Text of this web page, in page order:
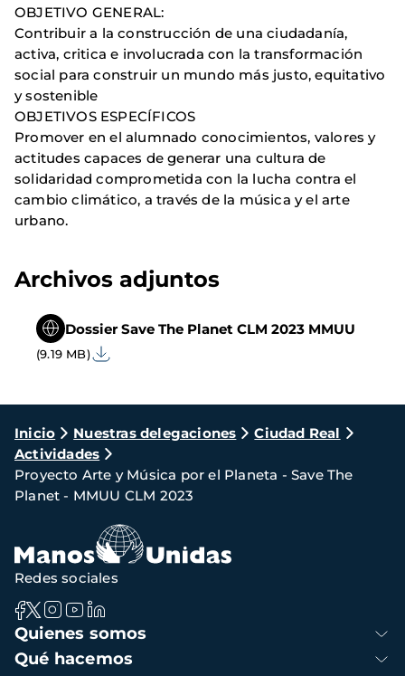
OBJETIVO GENERAL:
Contribuir a la construcción de una ciudadanía,
activa, critica e involucrada con la transformación
social para construir un mundo más justo, equitativo
y sostenible
OBJETIVOS ESPECÍFICOS
Promover en el alumnado conocimientos, valores y
actitudes capaces de generar una cultura de
solidaridad comprometida con la lucha contra el
cambio climático, a través de la música y el arte
urbano.
Archivos adjuntos
Dossier Save The Planet CLM 2023 MMUU
(9.19 MB)
Ruta
de
navegación
Inicio Nuestras delegaciones
Ciudad Real
Actividades
Proyecto Arte y Música por el Planeta - Save The
Planet - MMUU CLM 2023
Navegación
principal
Quienes somos
Qué hacemos
Redes sociales